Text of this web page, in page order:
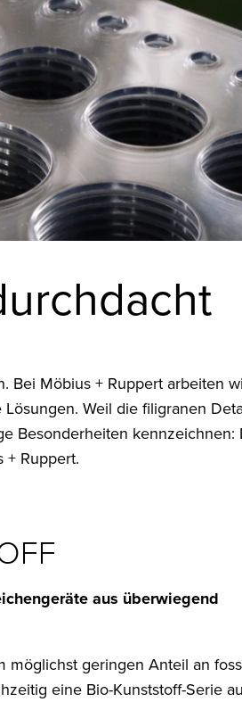
Bei Möbius + Ruppert arbeiten
Weil die filigranen
Besonderheiten kennzeichnen:
Ruppert.
aus überwiegend
geringen Anteil an
eine Bio-Kunststoff-Serie